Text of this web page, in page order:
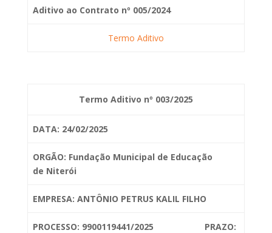
Aditivo ao Contrato nº 005/2024
Termo Aditivo
Termo Aditivo nº 003/2025
DATA: 24/02/2025
ORGÃO: Fundação Municipal de Educação
de Niterói
EMPRESA: ANTÔNIO PETRUS KALIL FILHO
PROCESSO: 9900119441/2025 PRAZO: